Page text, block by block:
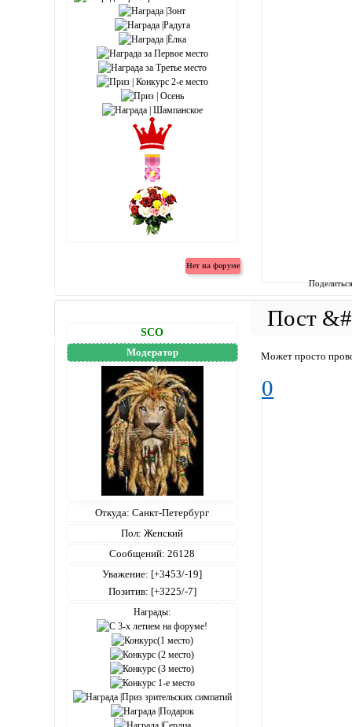
SCO
Модератор
Откуда: Санкт-Петербург
Пол: Женский
Сообщений: 26128
Уважение: [+3453/-19]
Позитив: [+3225/-7]
Награды:
Может просто
0